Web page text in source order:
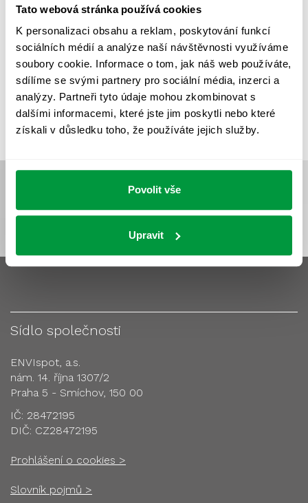
Tato webová stránka používá cookies
K personalizaci obsahu a reklam, poskytování funkcí
sociálních médií a analýze naší návštěvnosti využíváme
soubory cookie. Informace o tom, jak náš web používáte,
sdílíme se svými partnery pro sociální média, inzerci a
analýzy. Partneři tyto údaje mohou zkombinovat s
dalšími informacemi, které jste jim poskytli nebo které
získali v důsledku toho, že používáte jejich služby.
Povolit vše
Upravit
VÝPOČET OSVĚTLENÍ VÝPOČET ZASTÍNĚNÍ
VÝPOČTY A NÁVRHY
ZKOUŠKY NOUZOVÉHO OSVĚTLENÍ
Sídlo společnosti
ENVIspot, a.s.
nám. 14. října 1307/2
Praha 5 - Smíchov, 150 00
IČ: 28472195
DIČ: CZ28472195
Prohlášení o cookies >
Slovník pojmů >